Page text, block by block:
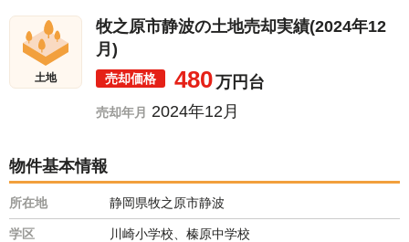
土地
牧之原市静波の土地売却実績(2024年12
月)
売却価格 480万円台
売却年月 2024年12月
物件基本情報
所在地 静岡県牧之原市静波
学区 川崎小学校、榛原中学校